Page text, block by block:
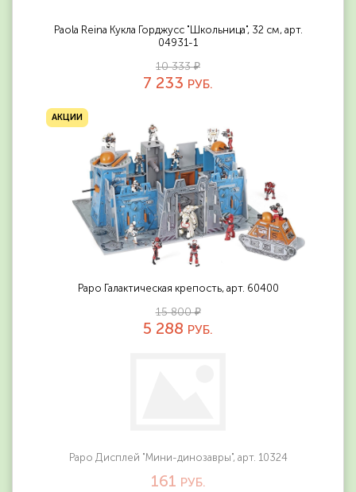
Paola Reina Кукла Горджусс "Школьница", 32 см, арт.
04931-1
10 333 ₽
7 233 РУБ.
АКЦИИ
Papo Галактическая крепость, арт. 60400
15 800 ₽
5 288 РУБ.
Papo Дисплей "Мини-динозавры", арт. 10324
161 РУБ.